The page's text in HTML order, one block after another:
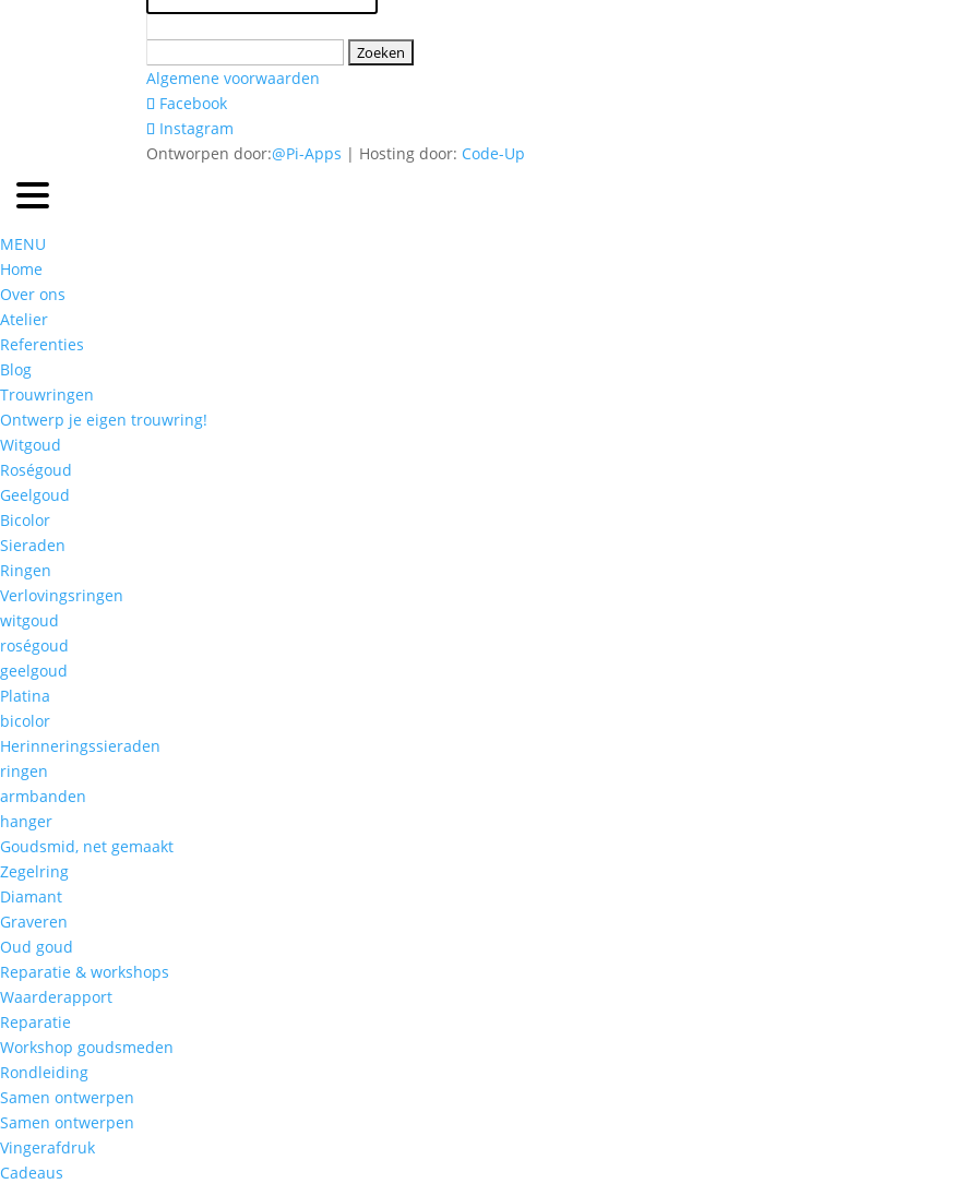
naar:
Algemene voorwaarden
Facebook
Instagram
Ontworpen door:@Pi-Apps | Hosting door: Code-Up
MENU
Home
Over ons
Atelier
Referenties
Blog
Trouwringen
Ontwerp je eigen trouwring!
Witgoud
Roségoud
Geelgoud
Bicolor
Sieraden
Ringen
Verlovingsringen
witgoud
roségoud
geelgoud
Platina
bicolor
Herinneringssieraden
ringen
armbanden
hanger
Goudsmid, net gemaakt
Zegelring
Diamant
Graveren
Oud goud
Reparatie & workshops
Waarderapport
Reparatie
Workshop goudsmeden
Rondleiding
Samen ontwerpen
Samen ontwerpen
Vingerafdruk
Cadeaus